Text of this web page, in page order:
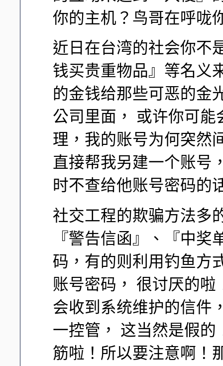
你的主机？鸟哥在呼咙
近日在台湾的社会你不
钱买贵重物品』等名义
的金钱给那些可恶的金
公司里面， 或许你可
理，我的账号为何突然
直接帮我另建一个账号
时不查给他账号密码的
社交工程的欺骗方法多
『警告信函』、『中
码，有的则利用钓鱼方
账号密码， 很讨厌的啦
会收到系统维护的信件
一控管， 这当然是假
筋啦！所以要注意啊！